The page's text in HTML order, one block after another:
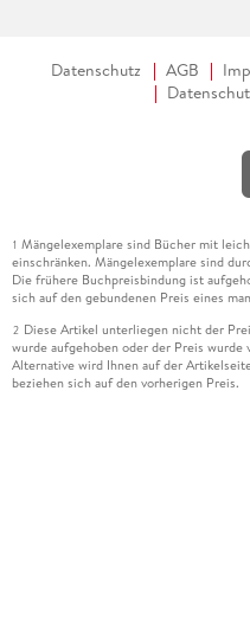
Datenschutz AGB
1 Mängelexemplare sind Bücher mit
einschränken. Mängelexemplare sind
Die frühere Buchpreisbindung ist
sich auf den gebundenen Preis eines
2 Diese Artikel unterliegen nicht der
wurde aufgehoben oder der Preis
Alternative wird Ihnen auf der
beziehen sich auf den vorherigen Preis.